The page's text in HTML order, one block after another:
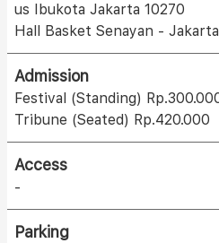
us Ibukota Jakarta 10270
Hall Basket Senayan - Jakarta
Admission
Festival (Standing)
Tribune (Seated) Rp.420.000
Access
-
Parking